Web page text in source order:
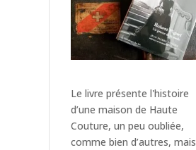
Le livre présente l'histoire
d’une maison de Haute
Couture, un peu oubliée,
comme bien d’autres, mais